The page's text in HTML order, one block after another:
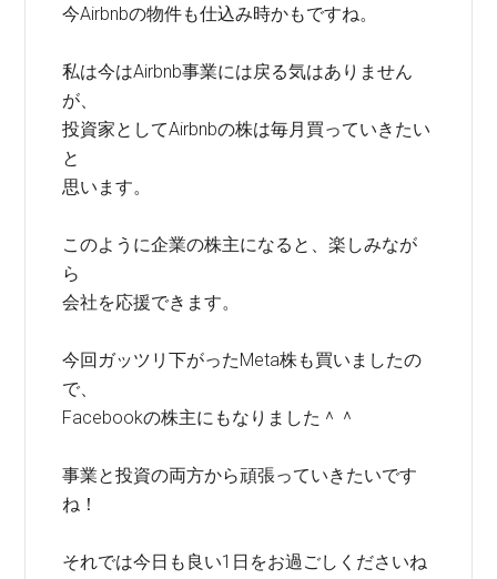
今Airbnbの物件も仕込み時かもですね。
私は今はAirbnb事業には戻る気はありません
が、
投資家としてAirbnbの株は毎月買っていきたい
と
思います。
このように企業の株主になると、楽しみなが
ら
会社を応援できます。
今回ガッツリ下がったMeta株も買いましたの
で、
Facebookの株主にもなりました＾＾
事業と投資の両方から頑張っていきたいです
ね！
それでは今日も良い1日をお過ごしくださいね